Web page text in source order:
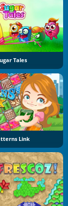
Tales
Link